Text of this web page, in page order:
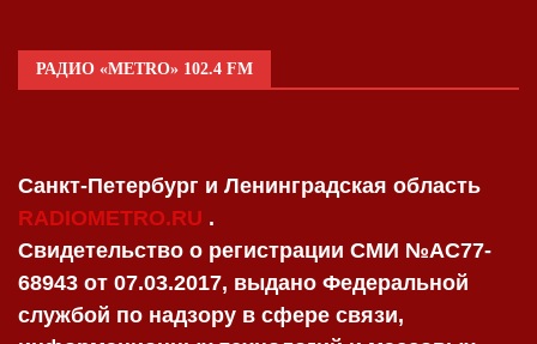
РАДИО «METRO» 102.4 FM
Санкт-Петербург и Ленинградская область
RADIOMETRO.RU .
Свидетельство о регистрации СМИ №AC77-
68943 от 07.03.2017, выдано Федеральной
службой по надзору в сфере связи,